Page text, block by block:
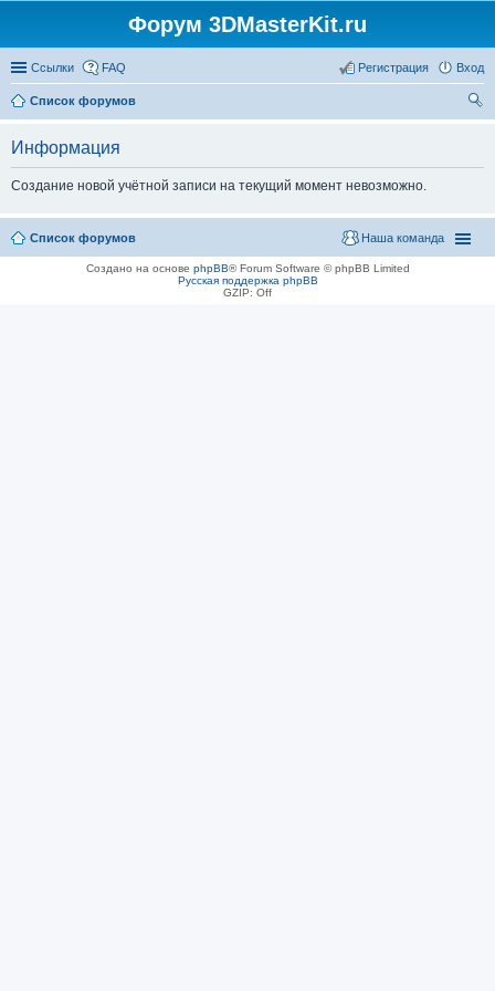
Форум 3DMasterKit.ru
Ссылки FAQ Вход
Регистрация
Список форумов
Информация
Создание новой учётной записи на текущий момент невозможно.
Список форумов Наша команда
Создано на основе phpBB® Forum Software © phpBB Limited
Русская поддержка phpBB
GZIP: Off